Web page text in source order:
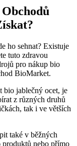
ho ⁢sehnat? Existuje
tuto zdravou
pro nákup bio
BioMarket.
bio jablečný ocet, je
z různých druhů
tak i ve větších
​také v běžných
produktů nebo přímo